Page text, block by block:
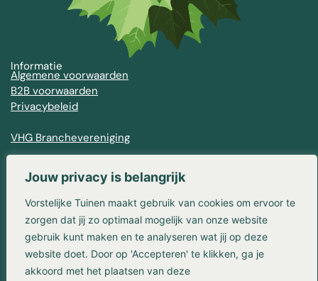
Jouw privacy is belangrijk
Vorstelijke Tuinen maakt gebruik van cookies om ervoor te
zorgen dat jij zo optimaal mogelijk van onze website
gebruik kunt maken en te analyseren wat jij op deze
website doet. Door op 'Accepteren' te klikken, ga je
akkoord met het plaatsen van deze
Informatie
Algemene voorwaarden
B2B voorwaarden
Privacybeleid
VHG Branchevereniging
Franse Kampweg 36-38
1406 NW Bussum
(035) 524 3309 info@vorstelijketuinen.nl